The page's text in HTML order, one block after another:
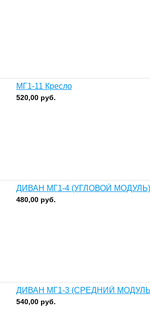
МГ1-11 Кресло
520,00 руб.
ДИВАН МГ1-4 (УГЛОВОЙ МОДУЛЬ)
480,00 руб.
ДИВАН МГ1-3 (СРЕДНИЙ
540,00 руб.